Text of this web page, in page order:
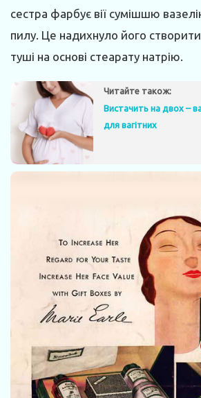
сестра фарбує вії сумішшю
пилу. Це надихнуло його
туші на основі стеарату натрію.
Читайте також:
Вистачить на двох –
для вагітних